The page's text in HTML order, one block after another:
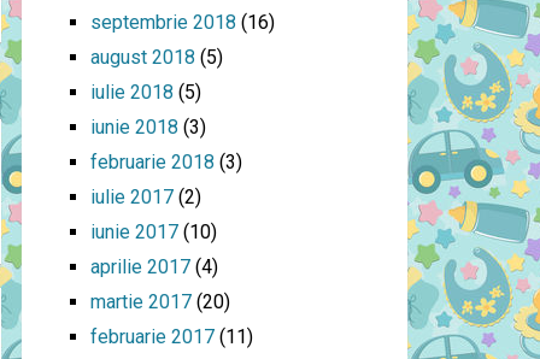
septembrie 2018 (16)
august 2018 (5)
iulie 2018 (5)
iunie 2018 (3)
februarie 2018 (3)
iulie 2017 (2)
iunie 2017 (10)
aprilie 2017 (4)
martie 2017 (20)
februarie 2017 (11)